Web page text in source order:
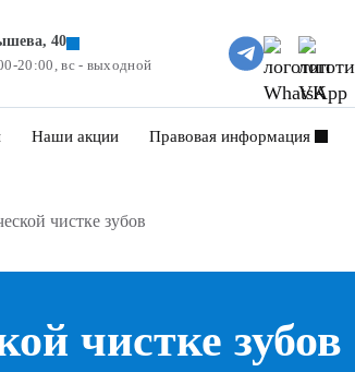
40
20:00, вс - выходной
Наши акции Правовая информация
чистке зубов
чистке зубов